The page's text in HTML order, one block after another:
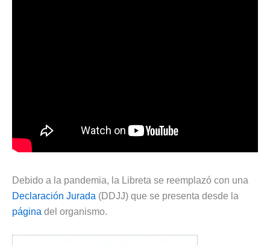
Debido a la pandemia, la Libreta se reemplazó con una
Declaración Jurada (DDJJ) que se presenta desde la
página del organismo.